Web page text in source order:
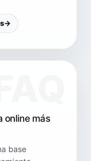
→
online más
base